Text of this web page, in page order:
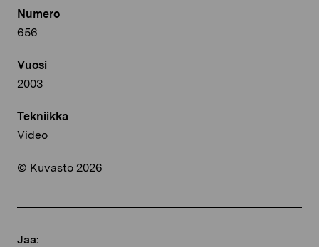
Numero
656
Vuosi
2003
Tekniikka
Video
© Kuvasto 2026
Jaa: